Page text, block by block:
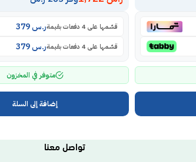
قسّمها على 4 دفعات بقيمة ر.س379
قسّمها على 4 دفعات بقيمة ر.س379
متوفر في المخزون
إضافة إلى السلة
تواصل معنا